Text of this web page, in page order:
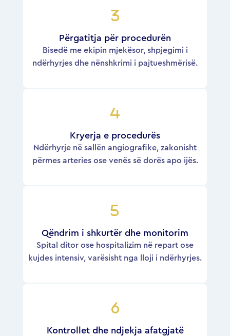
Përgatitja për procedurën
Bisedë me ekipin mjekësor, shpjegimi i
ndërhyrjes dhe nënshkrimi i pajtueshmërisë.
Kryerja e procedurës
Ndërhyrje në sallën angiografike, zakonisht
përmes arteries ose venës së dorës apo ijës.
Qëndrim i shkurtër dhe monitorim
Spital ditor ose hospitalizim në repart ose
kujdes intensiv, varësisht nga lloji i ndërhyrjes.
Kontrollet dhe ndjekja afatgjatë